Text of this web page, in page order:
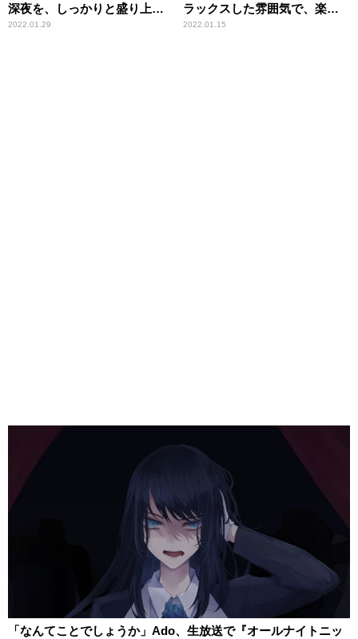
深夜を、しっかりと盛り上げ
れるよう頑張ります」
2022.01.29
ラックスした雰囲気で、楽し
くお話しましょう」
2022.01.15
「なんてことでしょうか」Ado、生放送で『オールナイトニッ